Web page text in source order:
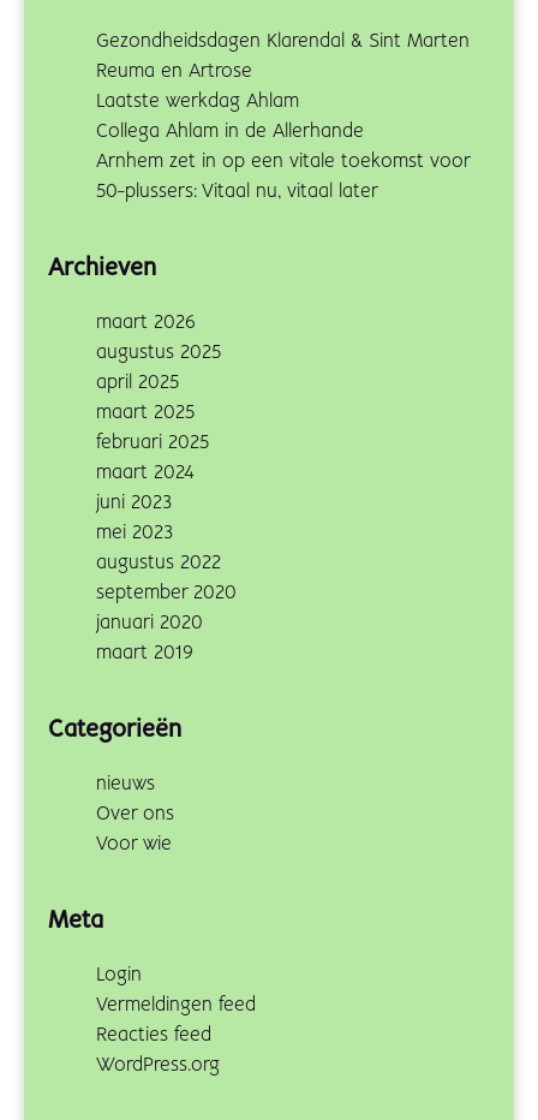
Gezondheidsdagen Klarendal & Sint Marten
Reuma en Artrose
Laatste werkdag Ahlam
Collega Ahlam in de Allerhande
Arnhem zet in op een vitale toekomst voor
50-plussers: Vitaal nu, vitaal later
Archieven
maart 2026
augustus 2025
april 2025
maart 2025
februari 2025
maart 2024
juni 2023
mei 2023
augustus 2022
september 2020
januari 2020
maart 2019
Categorieën
nieuws
Over ons
Voor wie
Meta
Login
Vermeldingen feed
Reacties feed
WordPress.org